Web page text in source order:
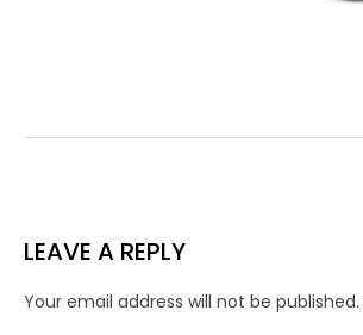
LEAVE A REPLY
Your email address will not be published.